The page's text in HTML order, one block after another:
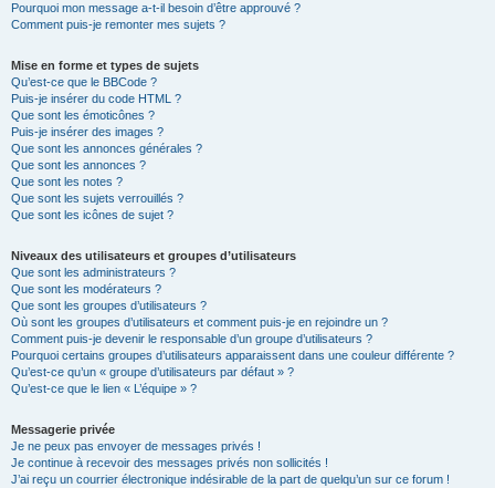
Pourquoi mon message a-t-il besoin d’être approuvé ?
Comment puis-je remonter mes sujets ?
Mise en forme et types de sujets
Qu’est-ce que le BBCode ?
Puis-je insérer du code HTML ?
Que sont les émoticônes ?
Puis-je insérer des images ?
Que sont les annonces générales ?
Que sont les annonces ?
Que sont les notes ?
Que sont les sujets verrouillés ?
Que sont les icônes de sujet ?
Niveaux des utilisateurs et groupes d’utilisateurs
Que sont les administrateurs ?
Que sont les modérateurs ?
Que sont les groupes d’utilisateurs ?
Où sont les groupes d’utilisateurs et comment puis-je en rejoindre un ?
Comment puis-je devenir le responsable d’un groupe d’utilisateurs ?
Pourquoi certains groupes d’utilisateurs apparaissent dans une couleur différente ?
Qu’est-ce qu’un « groupe d’utilisateurs par défaut » ?
Qu’est-ce que le lien « L’équipe » ?
Messagerie privée
Je ne peux pas envoyer de messages privés !
Je continue à recevoir des messages privés non sollicités !
J’ai reçu un courrier électronique indésirable de la part de quelqu’un sur ce forum !